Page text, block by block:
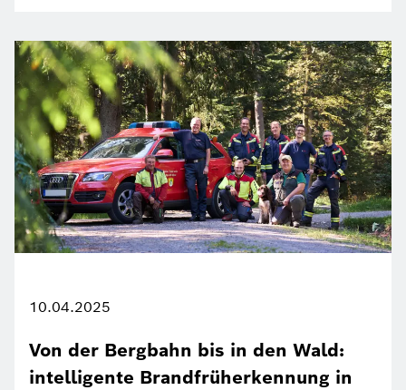
10.04.2025
Von der Bergbahn bis in den Wald:
intelligente Brandfrüherkennung in